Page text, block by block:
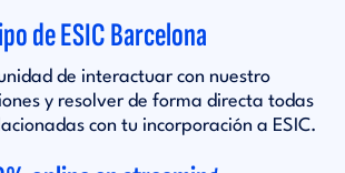
de ESIC Barcelona
de interactuar con nuestro
y resolver de forma directa todas
con tu incorporación a ESIC.